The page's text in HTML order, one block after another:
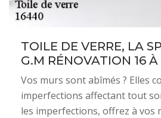
TOILE DE VERRE, LA
G.M RÉNOVATION 16 À
Vos murs sont abîmés ? Elles
imperfections affectant tout
les imperfections, offrez à vos